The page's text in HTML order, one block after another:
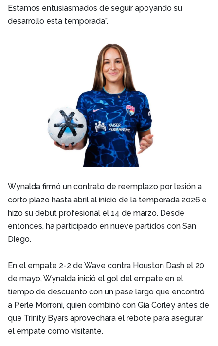
Estamos entusiasmados de seguir apoyando su
desarrollo esta temporada”.
Wynalda firmó un contrato de reemplazo por lesión a
corto plazo hasta abril al inicio de la temporada 2026 e
hizo su debut profesional el 14 de marzo. Desde
entonces, ha participado en nueve partidos con San
Diego.
En el empate 2-2 de Wave contra Houston Dash el 20
de mayo, Wynalda inició el gol del empate en el
tiempo de descuento con un pase largo que encontró
a Perle Morroni, quien combinó con Gia Corley antes de
que Trinity Byars aprovechara el rebote para asegurar
el empate como visitante.